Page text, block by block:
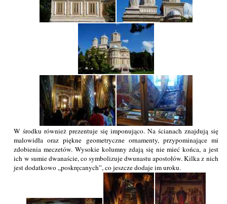
W środku również prezentuje się imponująco. Na ścianach znajdują się
malowidła oraz piękne geometryczne ornamenty, przypominające mi
zdobienia meczetów. Wysokie kolumny zdają się nie mieć końca, a jest
ich w sumie dwanaście, co symbolizuje dwunastu apostołów. Kilka z nich
jest dodatkowo „poskręcanych”, co jeszcze dodaje im uroku.